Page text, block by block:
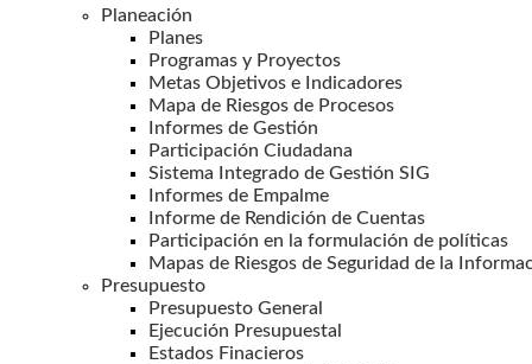
Planeación
Planes
Programas y Proyectos
Metas Objetivos e Indicadores
Mapa de Riesgos de Procesos
Informes de Gestión
Participación Ciudadana
Sistema Integrado de Gestión SIG
Informes de Empalme
Informe de Rendición de Cuentas
Participación en la formulación de políticas
Mapas de Riesgos de Seguridad de la
Presupuesto
Presupuesto General
Ejecución Presupuestal
Estados Finacieros